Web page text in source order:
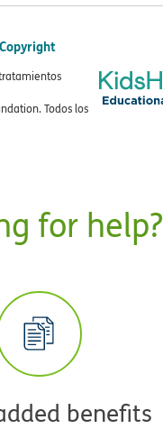
Copyright
Todos los
for help?
benefits